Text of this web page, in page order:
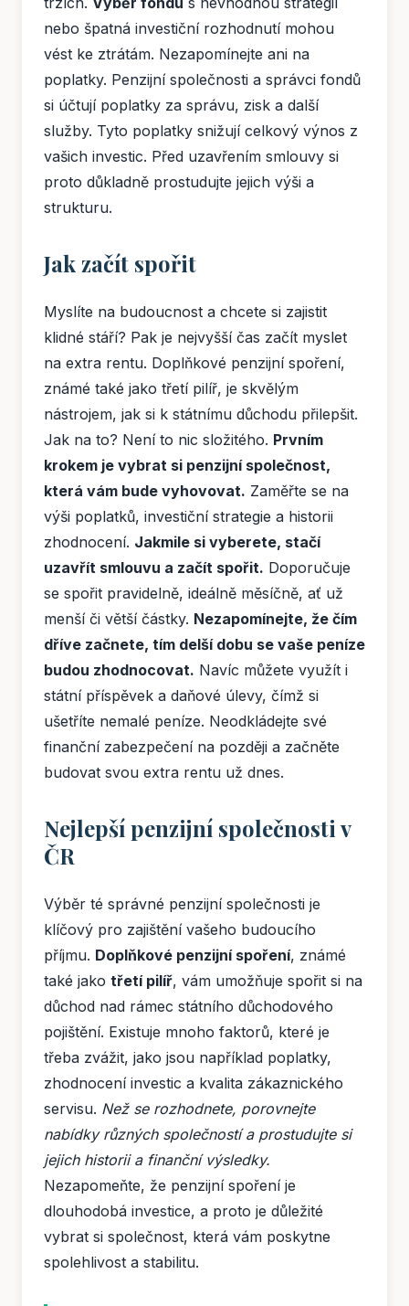
nebo špatná investiční rozhodnutí mohou
vést ke ztrátám. Nezapomínejte ani na
poplatky. Penzijní společnosti a správci fondů
si účtují poplatky za správu, zisk a další
služby. Tyto poplatky snižují celkový výnos z
vašich investic. Před uzavřením smlouvy si
proto důkladně prostudujte jejich výši a
strukturu.
Jak začít spořit
Myslíte na budoucnost a chcete si zajistit
klidné stáří? Pak je nejvyšší čas začít myslet
na extra rentu. Doplňkové penzijní spoření,
známé také jako třetí pilíř, je skvělým
nástrojem, jak si k státnímu důchodu přilepšit.
Jak na to? Není to nic složitého. Prvním
krokem je vybrat si penzijní společnost,
která vám bude vyhovovat. Zaměřte se na
výši poplatků, investiční strategie a historii
zhodnocení. Jakmile si vyberete, stačí
uzavřít smlouvu a začít spořit. Doporučuje
se spořit pravidelně, ideálně měsíčně, ať už
menší či větší částky. Nezapomínejte, že čím
dříve začnete, tím delší dobu se vaše peníze
budou zhodnocovat. Navíc můžete využít i
státní příspěvek a daňové úlevy, čímž si
ušetříte nemalé peníze. Neodkládejte své
finanční zabezpečení na později a začněte
budovat svou extra rentu už dnes.
Nejlepší penzijní společnosti v
ČR
Výběr té správné penzijní společnosti je
klíčový pro zajištění vašeho budoucího
příjmu. Doplňkové penzijní spoření, známé
také jako třetí pilíř, vám umožňuje spořit si na
důchod nad rámec státního důchodového
pojištění. Existuje mnoho faktorů, které je
třeba zvážit, jako jsou například poplatky,
zhodnocení investic a kvalita zákaznického
servisu. Než se rozhodnete, porovnejte
nabídky různých společností a prostudujte si
jejich historii a finanční výsledky.
Nezapomeňte, že penzijní spoření je
dlouhodobá investice, a proto je důležité
vybrat si společnost, která vám poskytne
spolehlivost a stabilitu.